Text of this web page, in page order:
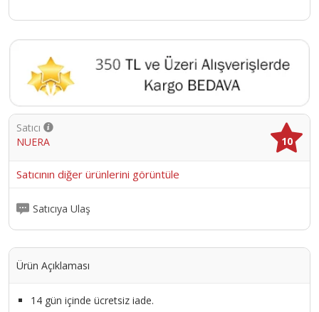
Satıcı
NUERA
10
Satıcının diğer ürünlerini görüntüle
Satıcıya Ulaş
Ürün Açıklaması
14 gün içinde ücretsiz iade.